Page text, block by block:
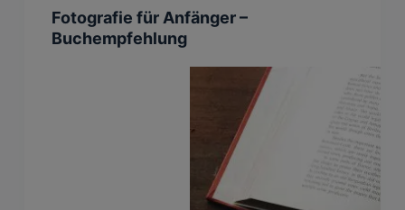
Fotografie für Anfänger –
Buchempfehlung